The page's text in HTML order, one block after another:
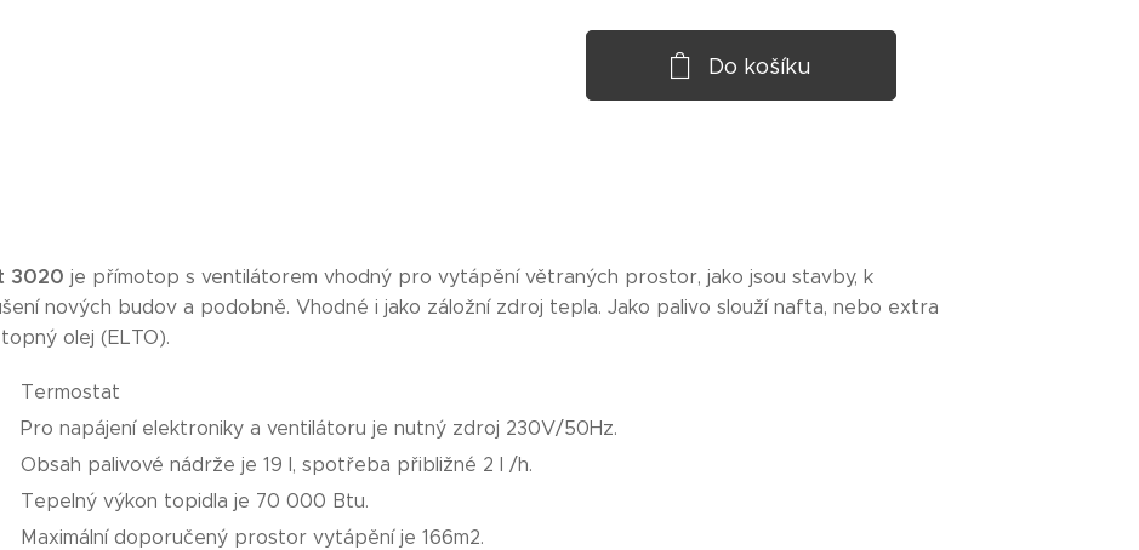
Do košíku
3020 je přímotop s ventilátorem vhodný pro vytápění větraných prostor, jako jsou stavby, k
nových budov a podobně. Vhodné i jako záložní zdroj tepla. Jako palivo slouží nafta, nebo extra
olej (ELTO).
Termostat
Pro napájení elektroniky a ventilátoru je nutný zdroj 230V/50Hz.
Obsah palivové nádrže je 19 l, spotřeba přibližné 2 l /h.
Tepelný výkon topidla je 70 000 Btu.
Maximální doporučený prostor vytápění je 166m2.